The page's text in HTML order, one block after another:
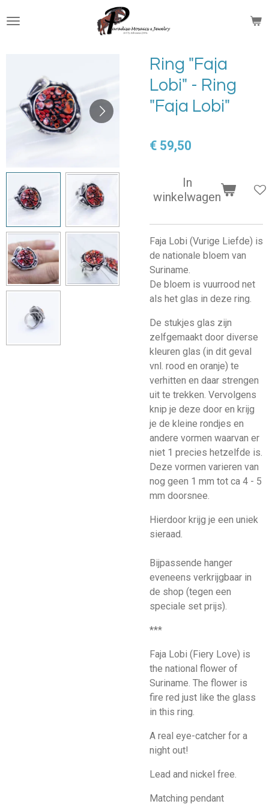
direct
Ring "Faja
Lobi" - Ring
"Faja Lobi"
€ 59,50
In
winkelwagen
Faja Lobi (Vurige Liefde) is
de nationale bloem van
Suriname.
De bloem is vuurrood net
als het glas in deze ring.
De stukjes glas zijn
zelfgemaakt door diverse
kleuren glas (in dit geval
vnl. rood en oranje) te
verhitten en daar strengen
uit te trekken. Vervolgens
knip je deze door en krijg
je de kleine rondjes en
andere vormen waarvan er
niet 1 precies hetzelfde is.
Deze vormen varieren van
nog geen 1 mm tot ca 4 - 5
mm doorsnee.
Hierdoor krijg je een uniek
sieraad.
Bijpassende hanger
eveneens verkrijgbaar in
de shop (tegen een
speciale set prijs).
***
Faja Lobi (Fiery Love) is
the national flower of
Suriname. The flower is
fire red just like the glass
in this ring.
A real eye-catcher for a
night out!
Lead and nickel free.
Matching pendant